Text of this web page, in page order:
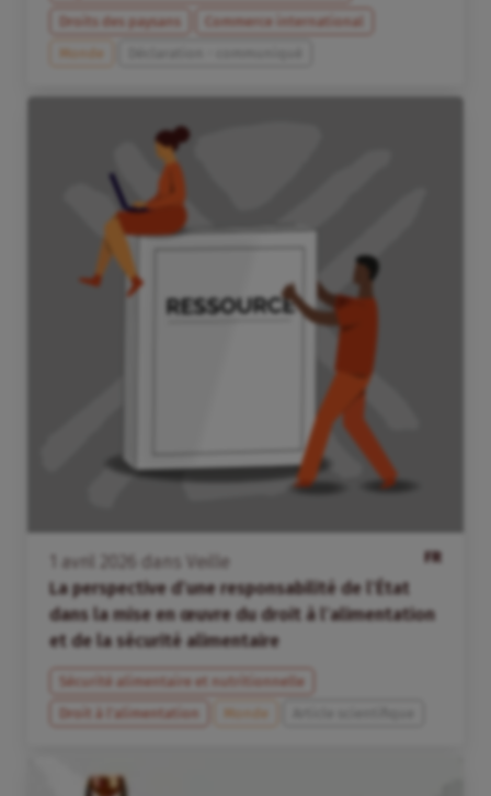
Droits des paysans
Commerce international
Monde
FR
avril dans
Veille
La perspective d’une responsabilité de l’État
dans la mise en œuvre du droit à l’alimentation
et de la sécurité alimentaire
Sécurité alimentaire et nutritionnelle
Droit à l’alimentation
Monde